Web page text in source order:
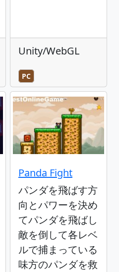
Unity/WebGL
PC
Panda Fight
パンダを飛ばす方
向とパワーを決め
てパンダを飛ばし
敵を倒して各レベ
ルで捕まっている
味方のパンダを救